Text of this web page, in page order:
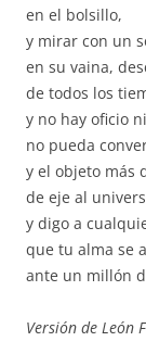
en el bolsillo,
y mirar con un
en su vaina,
de todos los
y no hay oficio
no pueda
y el objeto más
de eje al
y digo a
que tu alma se
ante un millón
Versión de León